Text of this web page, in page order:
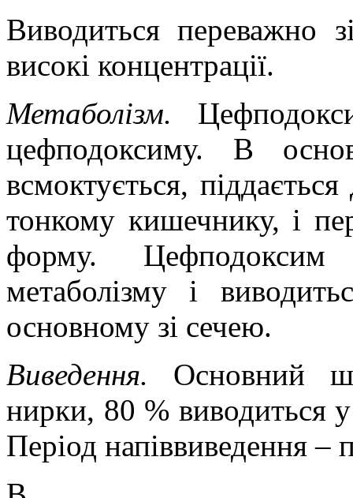
Виводиться переважно
високі концентрації.
Метаболізм.
цефподоксиму. В
всмоктується,
тонкому кишечнику, і
форму. Цефподоксим
метаболізму і
основному зі сечею.
Виведення. Основний
нирки, 80 % виводиться
Період напіввиведення –